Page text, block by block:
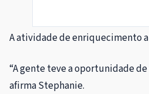
A atividade de enriquecimento
“A gente teve a oportunidade
afirma Stephanie.